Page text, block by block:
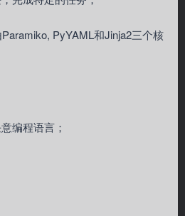
PyYAML和Jinja2三个核
编程语言；